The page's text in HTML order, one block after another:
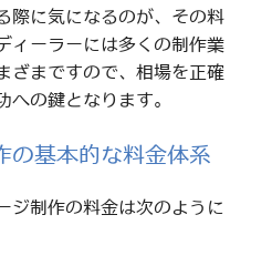
際に気になるのが、その料
ィーラーには多くの制作業
ざまですので、相場を正確
への鍵となります。
の基本的な料金体系
ジ制作の料金は次のように